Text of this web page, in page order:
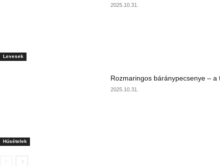
Levesek
2025.10.31.
Húsételek
Rozmaringos báránypecsenye – a
2025.10.31.